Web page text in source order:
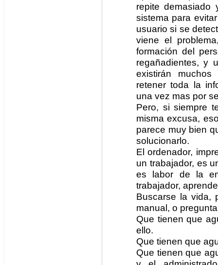
repite demasiado
sistema para
usuario si se
viene el
formación del
regañadientes, y
existirán
retener toda la
una vez mas por
Pero, si siempre
misma excusa,
parece muy bien
solucionarlo.
El ordenador,
un trabajador, es
es labor de la
trabajador,
Buscarse la vida,
manual, o
Que tienen que
ello.
Que tienen que
Que tienen que